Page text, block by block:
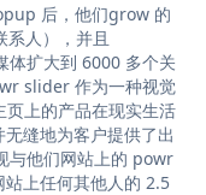
后，他们grow 的
人），并且
扩大到 6000 多个关
slider 作为一种视觉
上的产品在现实生活
缝地为客户提供了出
与他们网站上的 powr
上任何其他人的 2.5